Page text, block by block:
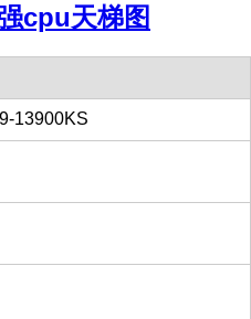
cpu天梯图
13900KS